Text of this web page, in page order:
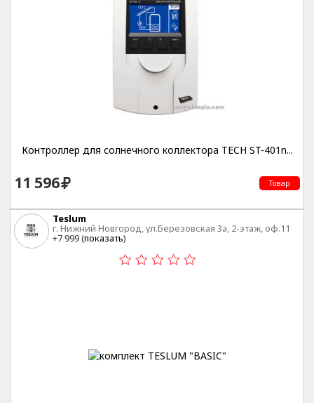
Контроллер для солнечного коллектора TECH ST-401n...
11 596 Товар
Teslum
г. Нижний Новгород, ул.Березовская 3а, 2-этаж, оф.11
+7 999 (показать)